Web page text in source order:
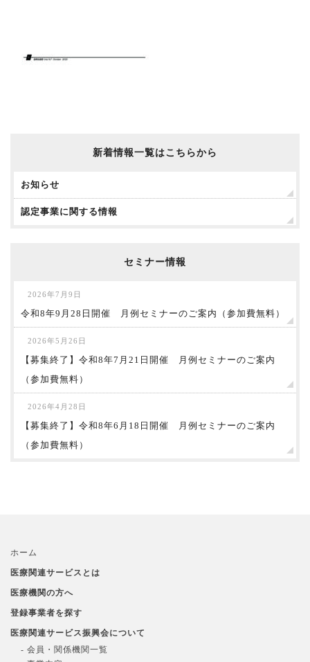
新着情報一覧はこちらから
お知らせ
認定事業に関する情報
セミナー情報
2026年7月9日
令和8年9月28日開催 月例セミナーのご案内（参加費無料）
2026年5月26日
【募集終了】令和8年7月21日開催 月例セミナーのご案内
（参加費無料）
2026年4月28日
【募集終了】令和8年6月18日開催 月例セミナーのご案内
（参加費無料）
ホーム
医療関連サービスとは
医療機関の方へ
登録事業者を探す
医療関連サービス振興会について
- 会員・関係機関一覧